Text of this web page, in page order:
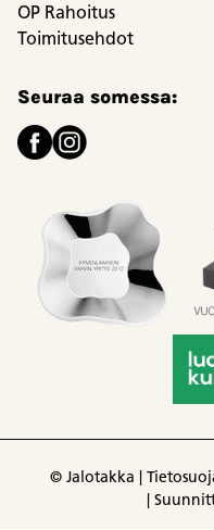
OP Rahoitus
Toimitusehdot
Seuraa somessa:
© Jalotakka |